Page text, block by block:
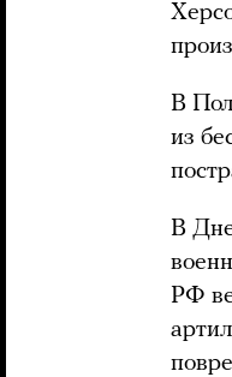
В
из
В
РФ